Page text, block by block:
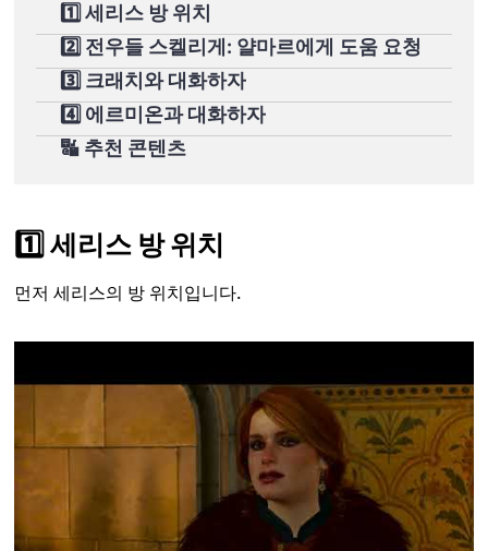
1️⃣ 세리스 방 위치
2️⃣ 전우들 스켈리게: 얄마르에게 도움 요청
3️⃣ 크래치와 대화하자
4️⃣ 에르미온과 대화하자
🔣 추천 콘텐츠
1️⃣ 세리스 방 위치
먼저 세리스의 방 위치입니다.